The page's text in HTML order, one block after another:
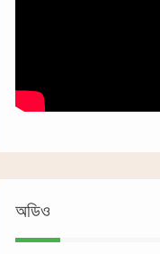
অডিও